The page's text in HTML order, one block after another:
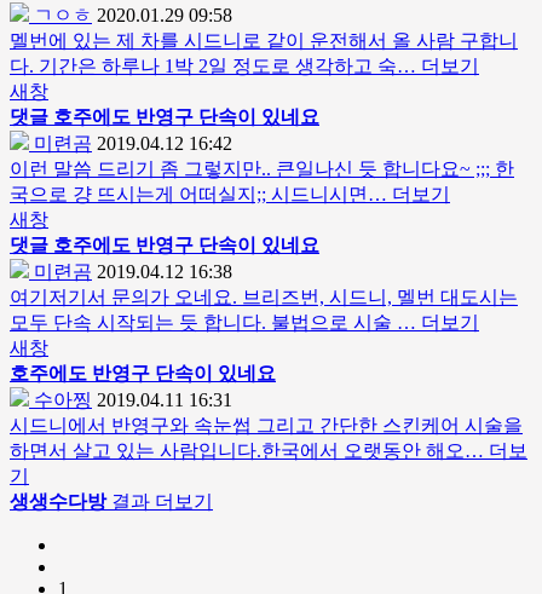
ㄱㅇㅎ 2020.01.29 09:58
멜번에 있는 제 차를 시드니로 같이 운전해서 올 사람 구합니
다. 기간은 하루나 1박 2일 정도로 생각하고 숙… 더보기
새창
댓글 호주에도 반영구 단속이 있네요
미련곰 2019.04.12 16:42
이런 말씀 드리기 좀 그렇지만.. 큰일나신 듯 합니다요~ ;;; 한
국으로 걍 뜨시는게 어떠실지;; 시드니시면… 더보기
새창
댓글 호주에도 반영구 단속이 있네요
미련곰 2019.04.12 16:38
여기저기서 문의가 오네요. 브리즈번, 시드니, 멜번 대도시는
모두 단속 시작되는 듯 합니다. 불법으로 시술 … 더보기
새창
호주에도 반영구 단속이 있네요
수아찡 2019.04.11 16:31
시드니에서 반영구와 속눈썹 그리고 간단한 스킨케어 시술을
하면서 살고 있는 사람입니다.한국에서 오랫동안 해오… 더보
기
생생수다방결과 더보기
1